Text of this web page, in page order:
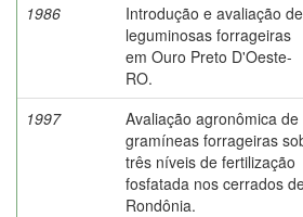
1986
Introdução e avaliação de
leguminosas forrageiras
em Ouro Preto D'Oeste-
RO.
1997
Avaliação agronômica de
gramíneas forrageiras
três níveis de fertilização
fosfatada nos cerrados
Rondônia.